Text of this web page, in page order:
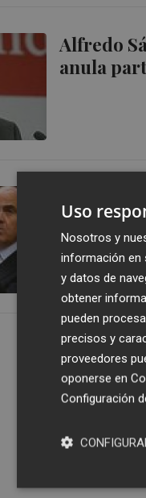
Alfredo
anula
El
jueces
banquero
Uso
Nosotros y
información en
y datos de
obtener
pueden
precisos y
proveedores
oponerse en
Configuración